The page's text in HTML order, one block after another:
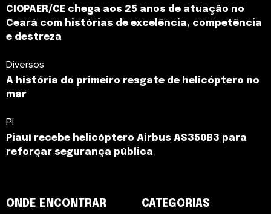
CIOPAER/CE chega aos 25 anos de atuação no
Ceará com histórias de excelência, competência
e destreza
Diversos
A história do primeiro resgate de helicóptero no
mar
PI
Piauí recebe helicóptero Airbus AS350B3 para
reforçar segurança pública
ONDE ENCONTRAR CATEGORIAS